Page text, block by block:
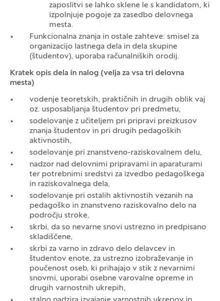
zaposlitvi se lahko sklene le s kandidatom, ki
izpolnjuje pogoje za zasedbo delovnega
mesta.
Funkcionalna znanja in ostale zahteve: smisel za
organizacijo lastnega dela in dela skupine
(študentov), uporaba računalniških orodij.
Kratek opis dela in nalog (velja za vsa tri delovna
mesta)
vodenje teoretskih, praktičnih in drugih oblik vaj
oz. usposabljanja študentov pri predmetu,
sodelovanje z učiteljem pri pripravi preizkusov
znanja študentov in pri drugih pedagoških
aktivnostih,
sodelovanje pri znanstveno-raziskovalnem delu,
nadzor nad delovnimi pripravami in aparaturami
ter potrebnimi sredstvi za izvedbo pedagoškega
in raziskovalnega dela,
sodelovanje pri ostalih aktivnostih vezanih na
pedagoško in znanstveno raziskovalno delo na
področju stroke,
skrbi, da so nevarne snovi ustrezno in predpisano
skladiščene,
skrbi za varno in zdravo delo delavcev in
študentov enote, za ustrezno izobraževanje in
poučenost oseb, ki prihajajo v stik z nevarnimi
snovmi, uporabi osebne varovalne opreme in
drugih varnostnih ukrepih,